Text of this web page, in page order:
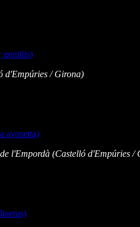
d'Empúries/ Girona)
de l'Empordà (Castelló d'Empúries/